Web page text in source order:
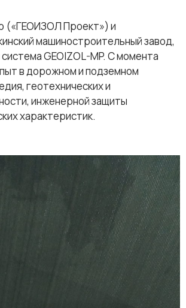
(«ГЕОИЗОЛ Проект») и
машиностроительный завод,
GEOIZOL-MP. С момента
в дорожном и подземном
геотехнических и
инженерной защиты
характеристик.